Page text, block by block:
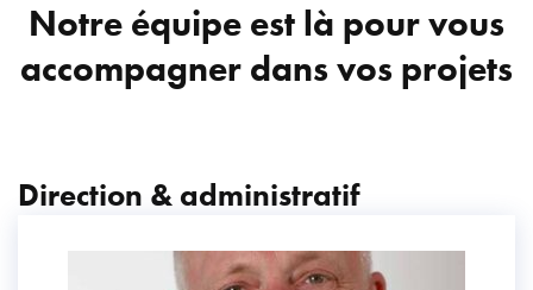
Notre équipe est là pour vous
accompagner dans vos projets
Direction & administratif